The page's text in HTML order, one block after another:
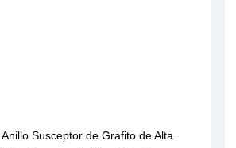
Susceptor de Grafito de Alta